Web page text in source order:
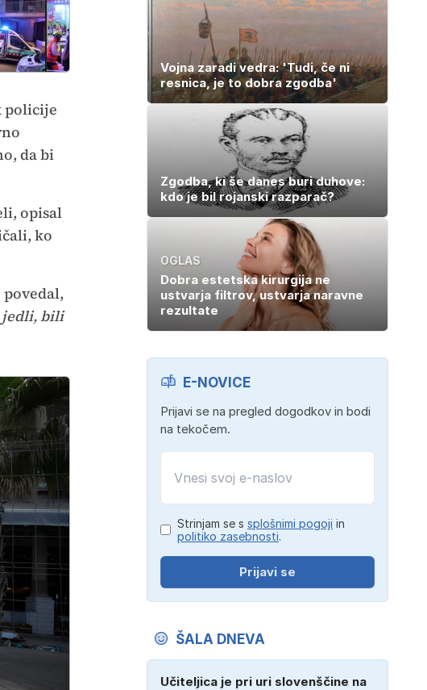
policije
da bi
opisal
ko
jedli, bili
Vojna zaradi vedra: 'Tudi, če ni
resnica, je to dobra zgodba'
Zgodba, ki še danes buri duhove:
kdo je bil rojanski razparač?
OGLAS
Dobra estetska kirurgija ne
ustvarja filtrov, ustvarja naravne
rezultate
E-NOVICE
Prijavi se na pregled dogodkov in bodi
na tekočem.
Strinjam se s splošnimi pogoji in
politiko zasebnosti.
Prijavi se
ŠALA DNEVA
Učiteljica je pri uri slovenščine na